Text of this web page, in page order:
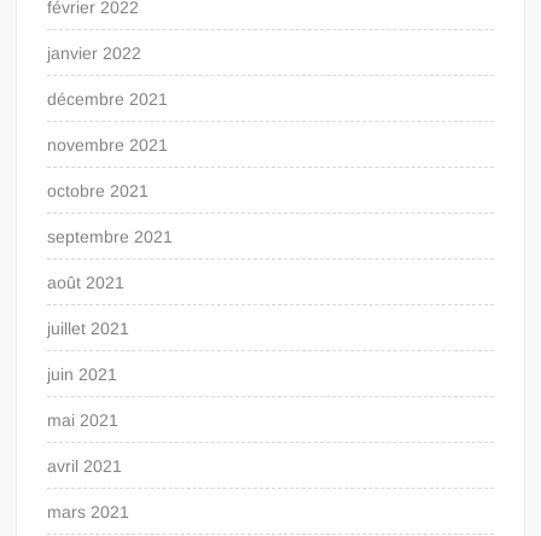
février 2022
janvier 2022
décembre 2021
novembre 2021
octobre 2021
septembre 2021
août 2021
juillet 2021
juin 2021
mai 2021
avril 2021
mars 2021